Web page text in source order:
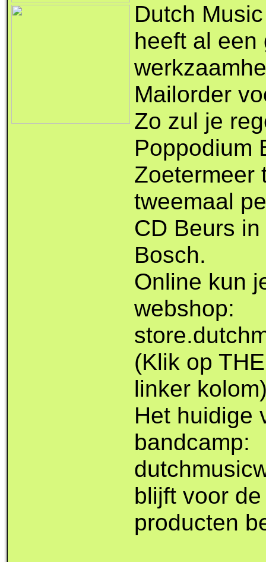
Dutch
heeft al een
Mailorder
Zo zul je
Poppodium
Zoetermeer
tweemaal
CD Beurs
Bosch.
Online kun
webshop:
(Klik op
linker
Het huidige
bandcamp:
blijft voor
producten